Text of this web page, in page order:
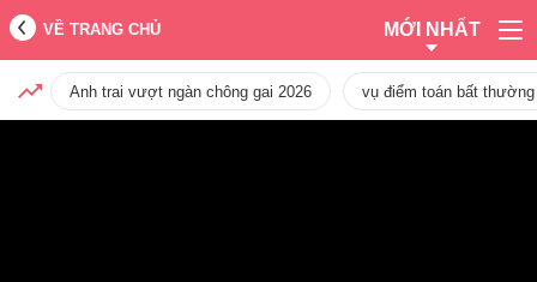
VỀ TRANG CHỦ MỚI NHẤT
Anh trai vượt ngàn chông gai 2026 vụ điểm toán bất